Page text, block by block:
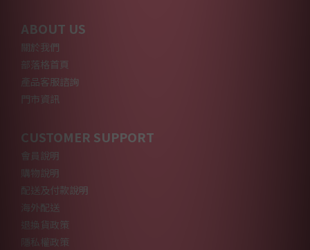
ABOUT US
關於我們
部落格首頁
產品客服諮詢
門市資訊
CUSTOMER SUPPORT
會員說明
購物說明
配送及付款說明
海外配送
退換貨政策
隱私權政策